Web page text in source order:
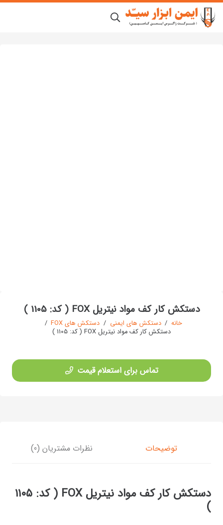
دستکش کار کف مواد نیتریل FOX ( کد: 1105 )
خانه / دستکش های ایمنی / دستکش های FOX
/
دستکش کار کف مواد نیتریل FOX ( کد: 1105 )
تماس برای استعلام قیمت
توضیحات نظرات مشتریان (0)
دستکش کار کف مواد نیتریل FOX ( کد: ۱۱۰۵
)